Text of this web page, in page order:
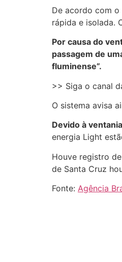
De acordo com
rápida e isolada.
Por causa do
passagem de
fluminense”.
>> Siga o canal
O sistema avisa
Devido à
energia Light
Houve registro
de Santa Cruz
Fonte: Agência